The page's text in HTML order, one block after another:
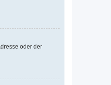
oder der